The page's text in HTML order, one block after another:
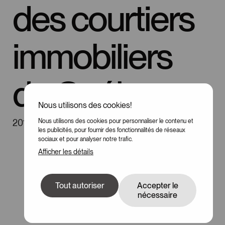
Nous utilisons des cookies!
Nous utilisons des cookies pour personnaliser le contenu et
les publicités, pour fournir des fonctionnalités de réseaux
sociaux et pour analyser notre trafic.
Afficher les détails
Tout autoriser
Accepter le
nécessaire
descourtiers
immobiliers
duQuébec
2019